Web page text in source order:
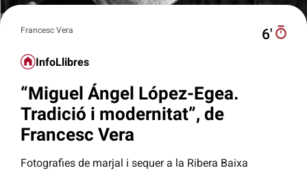
Francesc Vera 6′
InfoLlibres
“Miguel Ángel López-Egea.
Tradició i modernitat”, de
Francesc Vera
Fotografies de marjal i sequer a la Ribera Baixa